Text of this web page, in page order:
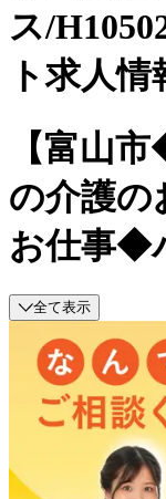
ス/
ト求人情
【富山
の介護
お仕事◆
全て表示